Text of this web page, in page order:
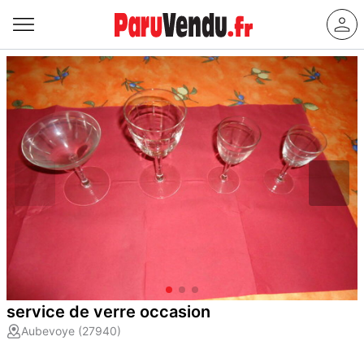
service de verre occasion
Aubevoye (27940)